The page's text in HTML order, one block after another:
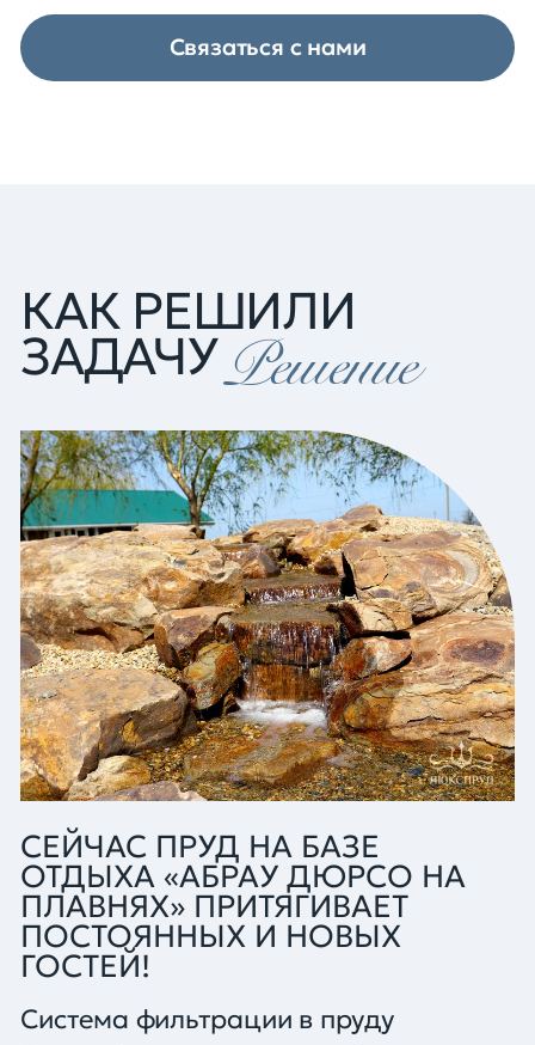
Связаться с нами
КАК РЕШИЛИ
ЗАДАЧУРешение
СЕЙЧАС ПРУД НА БАЗЕ
ОТДЫХА «АБРАУ ДЮРСО НА
ПЛАВНЯХ» ПРИТЯГИВАЕТ
ПОСТОЯННЫХ И НОВЫХ
ГОСТЕЙ!
Система фильтрации в пруду